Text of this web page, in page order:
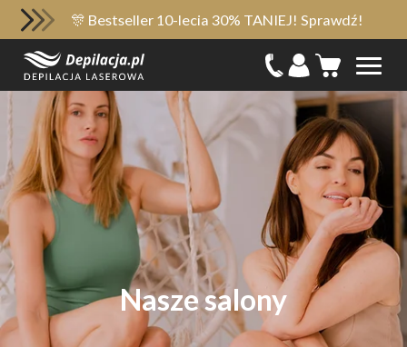
🎊 Bestseller 10-lecia 30% TANIEJ! Sprawdź!
Nasze salony